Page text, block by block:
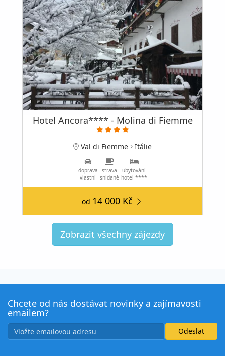
Hotel Ancora**** - Molina di Fiemme
Val di Fiemme Itálie
doprava
vlastní
strava
snídaně
ubytování
hotel ****
od 14 000 Kč
Zobrazit všechny zájezdy
Chcete od nás dostávat novinky a zajímavosti
emailem?